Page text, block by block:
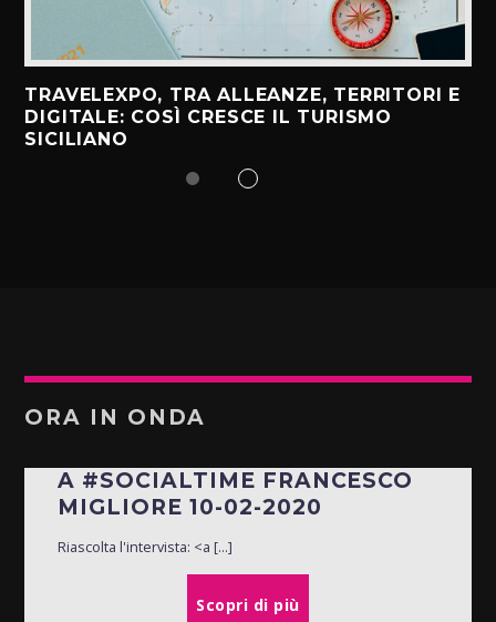
TRAVELEXPO, TRA ALLEANZE, TERRITORI E
DIGITALE: COSÌ CRESCE IL TURISMO
SICILIANO
ORA IN ONDA
A #SOCIALTIME FRANCESCO
MIGLIORE 10-02-2020
Riascolta l'intervista: <a [...]
Scopri di più